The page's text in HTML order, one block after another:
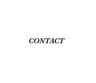
CONTACT